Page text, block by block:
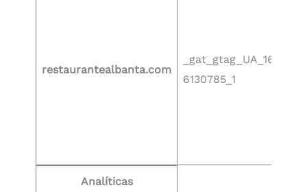
restaurantealbanta.com
_gat_gtag_UA_16
6130785_1
Analíticas